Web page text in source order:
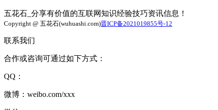
五花石_分享有价值的互联网知识经验技巧资讯信息！
Copyright @ 五花石(wuhuashi.com)晋ICP备2021019855号-12
联系我们
合作或咨询可通过如下方式：
QQ：
微博：weibo.com/xxx